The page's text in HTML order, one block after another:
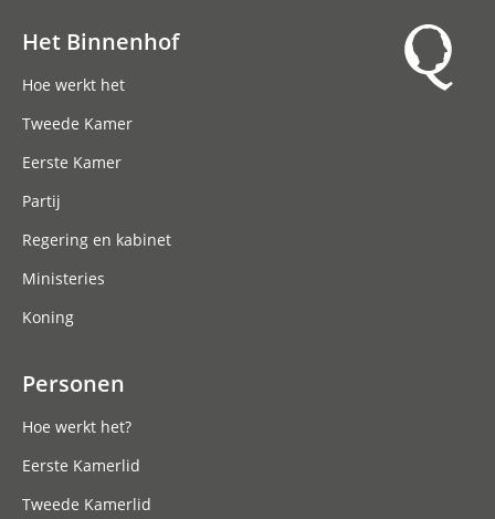
Het Binnenhof
Hoe werkt het
Tweede Kamer
Eerste Kamer
Partij
Regering en kabinet
Ministeries
Koning
Personen
Hoe werkt het?
Eerste Kamerlid
Tweede Kamerlid